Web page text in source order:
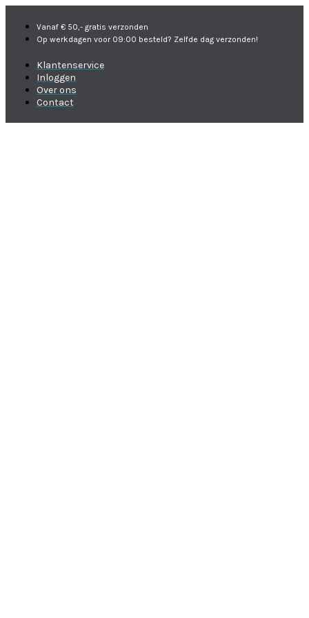
Vanaf € 50,- gratis verzonden
Op werkdagen voor 09:00 besteld? Zelfde dag verzonden!
Klantenservice
Inloggen
Over ons
Contact